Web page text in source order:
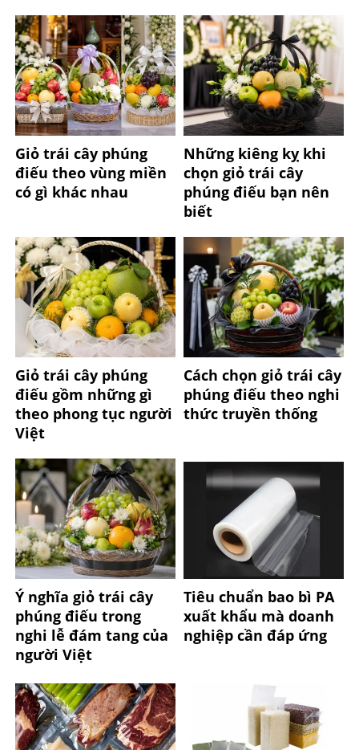
Giỏ trái cây phúng
điếu theo vùng miền
có gì khác nhau
Những kiêng kỵ khi
chọn giỏ trái cây
phúng điếu bạn nên
biết
Giỏ trái cây phúng
điếu gồm những gì
theo phong tục người
Việt
Cách chọn giỏ trái cây
phúng điếu theo nghi
thức truyền thống
Ý nghĩa giỏ trái cây
phúng điếu trong
nghi lễ đám tang của
người Việt
Tiêu chuẩn bao bì PA
xuất khẩu mà doanh
nghiệp cần đáp ứng